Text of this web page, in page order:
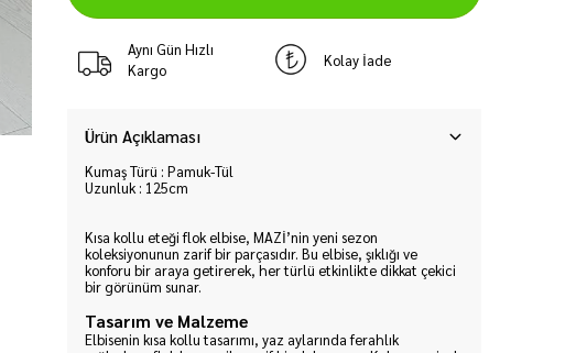
Aynı Gün Hızlı
Kargo
Kolay İade
Ürün Açıklaması
Kumaş Türü : Pamuk-Tül
Uzunluk : 125cm
Kısa kollu eteği flok elbise, MAZİ’nin yeni sezon
koleksiyonunun zarif bir parçasıdır. Bu elbise, şıklığı ve
konforu bir araya getirerek, her türlü etkinlikte dikkat çekici
bir görünüm sunar.
Tasarım ve Malzeme
Elbisenin kısa kollu tasarımı, yaz aylarında ferahlık